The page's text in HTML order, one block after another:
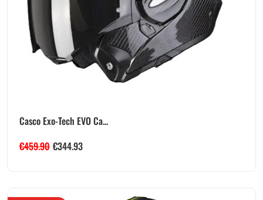
Casco Exo-Tech EVO Ca...
€459.90 €344.93